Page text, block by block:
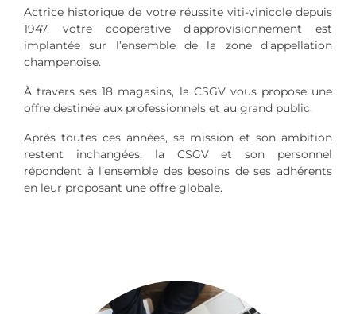
Actrice historique de votre réussite viti-vinicole depuis
1947, votre coopérative d’approvisionnement est
implantée sur l’ensemble de la zone d’appellation
champenoise.
À travers ses 18 magasins, la CSGV vous propose une
offre destinée aux professionnels et au grand public.
Après toutes ces années, sa mission et son ambition
restent inchangées, la CSGV et son personnel
répondent à l’ensemble des besoins de ses adhérents
en leur proposant une offre globale.